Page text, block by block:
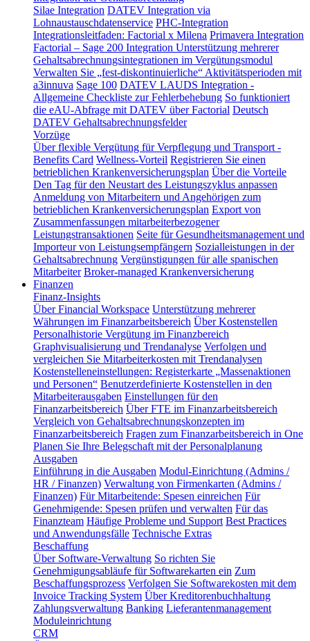
Silae Integration DATEV Integration via
Lohnaustauschdatenservice PHC-Integration
Integrationsleitfaden: Factorial x Milena Primavera Integration
Factorial – Sage 200 Integration Unterstützung mehrerer
Gehaltsabrechnungsintegrationen im Vergütungsmodul
Verwalten Sie „fest-diskontinuierliche“ Aktivitätsperioden mit
a3innuva Sage 100 DATEV LAUDS Integration -
Allgemeine Checkliste zur Fehlerbehebung So funktioniert
die eAU-Abfrage mit DATEV über Factorial Deutsch
DATEV Gehaltsabrechnungsfelder
Vorzüge
Über flexible Vergütung für Verpflegung und Transport -
Benefits Card Wellness-Vorteil Registrieren Sie einen
betrieblichen Krankenversicherungsplan Über die Vorteile
Den Tag für den Neustart des Leistungszyklus anpassen
Anmeldung von Mitarbeitern und Angehörigen zum
betrieblichen Krankenversicherungsplan Export von
Zusammenfassungen mitarbeiterbezogener
Leistungstransaktionen Seite für Gesundheitsmanagement und
Importeur von Leistungsempfängern Sozialleistungen in der
Gehaltsabrechnung Vergünstigungen für alle spanischen
Mitarbeiter Broker-managed Krankenversicherung
Finanzen
Finanz-Insights
Über Financial Workspace Unterstützung mehrerer
Währungen im Finanzarbeitsbereich Über Kostenstellen
Personalhistorie Vergütung im Finanzbereich
Graphvisualisierung und Trendanalyse Verfolgen und
vergleichen Sie Mitarbeiterkosten mit Trendanalysen
Kostenstelleneinstellungen: Registerkarte „Massenaktionen
und Personen“ Benutzerdefinierte Kostenstellen in den
Mitarbeiterausgaben Einstellungen für den
Finanzarbeitsbereich Über FTE im Finanzarbeitsbereich
Vergleich von Gehaltsabrechnungskonzepten im
Finanzarbeitsbereich Fragen zum Finanzarbeitsbereich in One
Planen Sie Ihre Belegschaft mit der Personalplanung
Ausgaben
Einführung in die Ausgaben Modul-Einrichtung (Admins /
HR / Finanzen) Verwaltung von Firmenkarten (Admins /
Finanzen) Für Mitarbeitende: Spesen einreichen Für
Genehmigende: Spesen prüfen und verwalten Für das
Finanzteam Häufige Probleme und Support Best Practices
und Anwendungsfälle Technische Extras
Beschaffung
Über Software-Verwaltung So richten Sie
Genehmigungsabläufe für Softwarekarten ein Zum
Beschaffungsprozess Verfolgen Sie Softwarekosten mit dem
Invoice Tracking System Über Kreditorenbuchhaltung
Zahlungsverwaltung Banking Lieferantenmanagement
Moduleinrichtung
CRM